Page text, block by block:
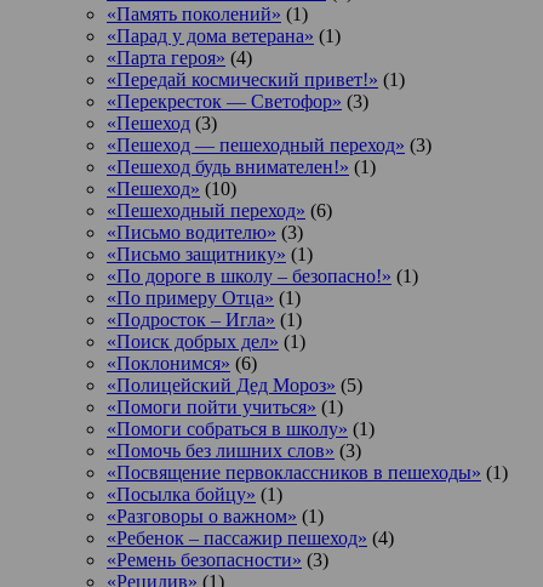
«Память поколений» (1)
«Парад у дома ветерана» (1)
«Парта героя» (4)
«Передай космический привет!» (1)
«Перекресток — Светофор» (3)
«Пешеход (3)
«Пешеход — пешеходный переход» (3)
«Пешеход будь внимателен!» (1)
«Пешеход» (10)
«Пешеходный переход» (6)
«Письмо водителю» (3)
«Письмо защитнику» (1)
«По дороге в школу – безопасно!» (1)
«По примеру Отца» (1)
«Подросток ‒ Игла» (1)
«Поиск добрых дел» (1)
«Поклонимся» (6)
«Полицейский Дед Мороз» (5)
«Помоги пойти учиться» (1)
«Помоги собраться в школу» (1)
«Помочь без лишних слов» (3)
«Посвящение первоклассников в пешеходы» (1)
«Посылка бойцу» (1)
«Разговоры о важном» (1)
«Ребенок – пассажир пешеход» (4)
«Ремень безопасности» (3)
«Рецидив» (1)